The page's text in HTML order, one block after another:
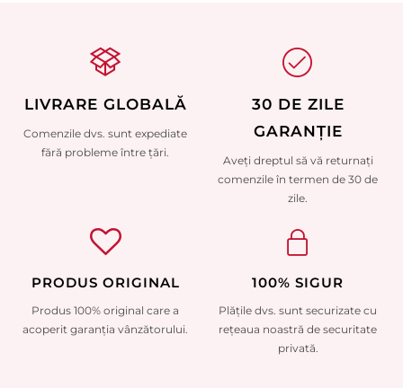
LIVRARE GLOBALĂ
Comenzile dvs. sunt expediate
fără probleme între țări.
30 DE ZILE
GARANȚIE
Aveți dreptul să vă returnați
comenzile în termen de 30 de
zile.
PRODUS ORIGINAL
Produs 100% original care a
acoperit garanția vânzătorului.
100% SIGUR
Plățile dvs. sunt securizate cu
rețeaua noastră de securitate
privată.